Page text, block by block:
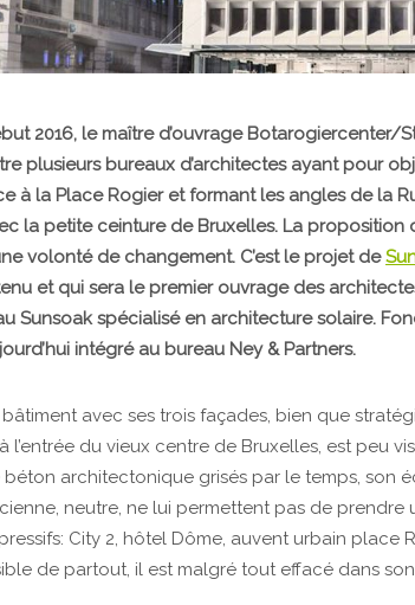
2016, le maître d’ouvrage
plusieurs bureaux d’architectes ayant pour
à la Place Rogier et formant les angles de la
la petite ceinture de Bruxelles. La
volonté de changement. C’est le projet de
et qui sera le premier ouvrage des
Sunsoak spécialisé en architecture solaire.
intégré au bureau Ney & Partners.
bâtiment avec ses trois façades, bien que
l’entrée du vieux centre de Bruxelles, est peu
béton architectonique grisés par le temps, son
neutre, ne lui permettent pas de prendre
City 2, hôtel Dôme, auvent urbain place
de partout, il est malgré tout effacé dans